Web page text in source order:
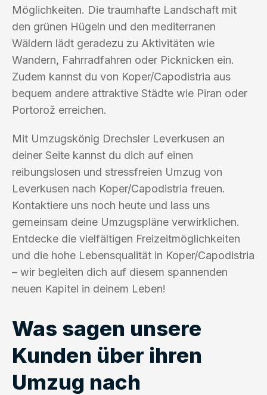
Möglichkeiten. Die traumhafte Landschaft mit
den grünen Hügeln und den mediterranen
Wäldern lädt geradezu zu Aktivitäten wie
Wandern, Fahrradfahren oder Picknicken ein.
Zudem kannst du von Koper/Capodistria aus
bequem andere attraktive Städte wie Piran oder
Portorož erreichen.
Mit Umzugskönig Drechsler Leverkusen an
deiner Seite kannst du dich auf einen
reibungslosen und stressfreien Umzug von
Leverkusen nach Koper/Capodistria freuen.
Kontaktiere uns noch heute und lass uns
gemeinsam deine Umzugspläne verwirklichen.
Entdecke die vielfältigen Freizeitmöglichkeiten
und die hohe Lebensqualität in Koper/Capodistria
– wir begleiten dich auf diesem spannenden
neuen Kapitel in deinem Leben!
Was sagen unsere
Kunden über ihren
Umzug nach